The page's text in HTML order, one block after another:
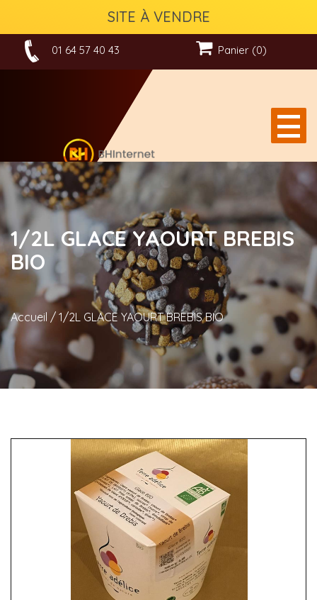
SITE À VENDRE
01 64 57 40 43 Panier (0)
1/2L GLACE YAOURT BREBIS
BIO
Accueil / 1/2L GLACE YAOURT BREBIS BIO